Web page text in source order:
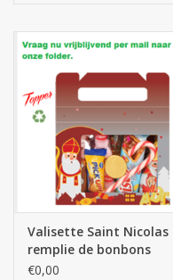
Produits Covid-19
Confiserie Saint-Nicolas
Bonbons de carnaval
Cadeaux de Pâques
Marques
Valisette Saint Nicolas
remplie de bonbons
confiserie
€0,00